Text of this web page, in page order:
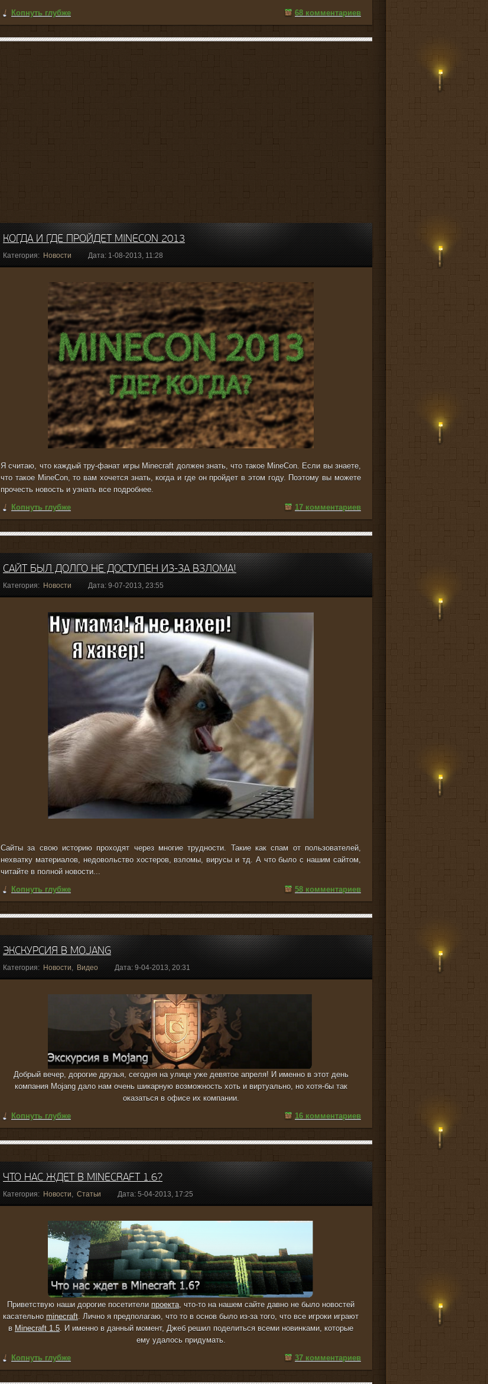
Копнуть глубже
68 комментариев
КОГДА И ГДЕ ПРОЙДЕТ MINECON 2013
Категория: Новости Дата: 1-08-2013, 11:28
Я считаю, что каждый тру-фанат игры Minecraft должен знать, что такое MineCon. Если вы знаете,
что такое MineCon, то вам хочется знать, когда и где он пройдет в этом году. Поэтому вы можете
прочесть новость и узнать все подробнее.
Копнуть глубже
17 комментариев
САЙТ БЫЛ ДОЛГО НЕ ДОСТУПЕН ИЗ-ЗА ВЗЛОМА!
Категория: Новости Дата: 9-07-2013, 23:55
Сайты за свою историю проходят через многие трудности. Такие как спам от пользователей,
нехватку материалов, недовольство хостеров, взломы, вирусы и тд. А что было с нашим сайтом,
читайте в полной новости...
Копнуть глубже
58 комментариев
ЭКСКУРСИЯ В MOJANG
Категория: Новости, Видео Дата: 9-04-2013, 20:31
Добрый вечер, дорогие друзья, сегодня на улице уже девятое апреля! И именно в этот день
компания Mojang дало нам очень шикарную возможность хоть и виртуально, но хотя-бы так
оказаться в офисе их компании.
Копнуть глубже
16 комментариев
ЧТО НАС ЖДЕТ В MINECRAFT 1.6?
Категория: Новости, Статьи Дата: 5-04-2013, 17:25
Приветствую наши дорогие посетители проекта, что-то на нашем сайте давно не было новостей
касательно minecraft. Лично я предполагаю, что то в основ было из-за того, что все игроки играют
в Minecraft 1.5. И именно в данный момент, Джеб решил поделиться всеми новинками, которые
ему удалось придумать.
Копнуть глубже
37 комментариев